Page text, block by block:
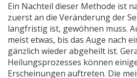
Ein Nachteil dieser Methode ist
zuerst an die Veränderung der
langfristig ist, gewöhnen muss.
meist etwas, bis das Auge nach
gänzlich wieder abgeheilt ist.
Heilungsprozesses können
Erscheinungen auftreten. Die